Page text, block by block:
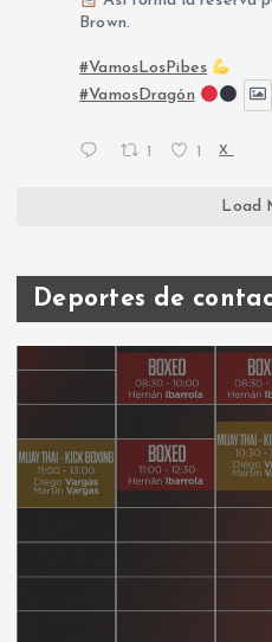
Brown.
#VamosLosPibes
#VamosDragón
1 1 X
Load
Deportes de